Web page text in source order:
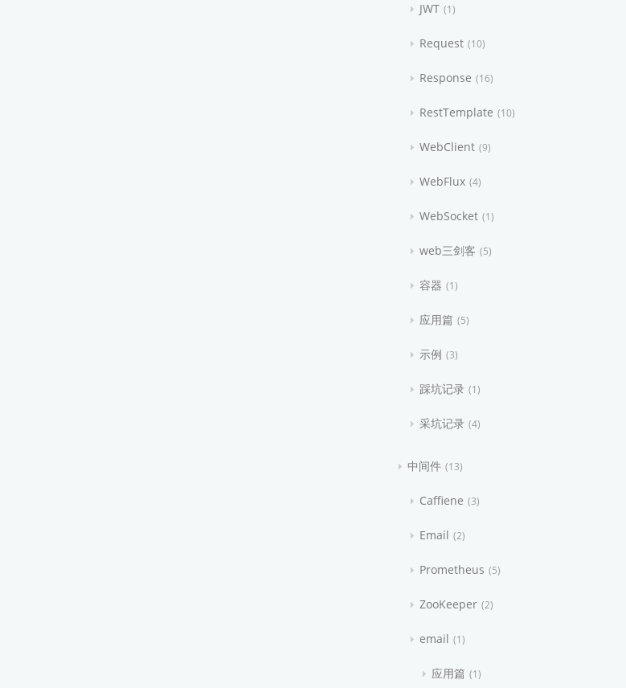
JWT 1
Request 10
Response 16
RestTemplate 10
WebClient 9
WebFlux 4
WebSocket 1
web三剑客 5
容器 1
应用篇 5
示例 3
踩坑记录 1
采坑记录 4
中间件 13
Caffiene 3
Email 2
Prometheus 5
ZooKeeper 2
email 1
应用篇 1